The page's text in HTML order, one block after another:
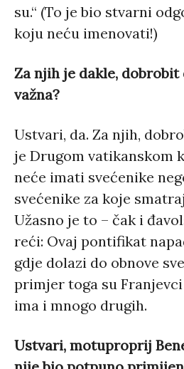
su.“ (To je bio stvarni
koju neću imenovati!)
Za njih je dakle, dobrobit
važna?
Ustvari, da. Za njih,
je Drugom vatikanskom
neće imati svećenike
svećenike za koje
Užasno je to – čak i
reći: Ovaj pontifikat
gdje dolazi do obnove
primjer toga su Franjevci
ima i mnogo drugih.
Ustvari, motuproprij